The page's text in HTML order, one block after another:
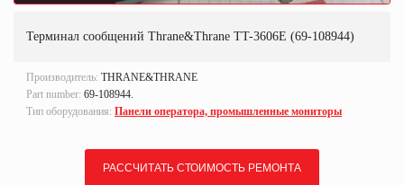
Терминал сообщений Thrane&Thrane TT-3606E (69-108944)
Производитель: THRANE&THRANE
Part number: 69-108944.
Тип оборудования: Панели оператора, промышленные мониторы
РАССЧИТАТЬ СТОИМОСТЬ РЕМОНТА